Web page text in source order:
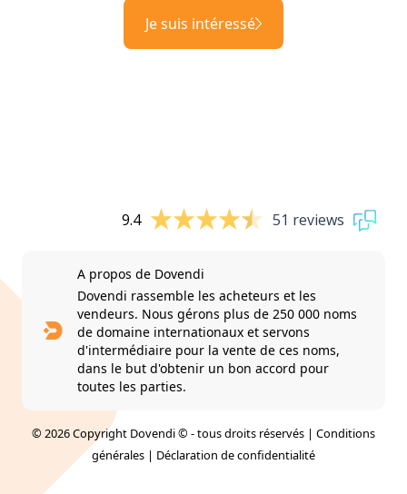
Je suis intéressé
9.4 51 reviews
A propos de Dovendi
Dovendi rassemble les acheteurs et les
vendeurs. Nous gérons plus de 250 000 noms
de domaine internationaux et servons
d'intermédiaire pour la vente de ces noms,
dans le but d'obtenir un bon accord pour
toutes les parties.
© 2026 Copyright Dovendi © - tous droits réservés | Conditions
générales | Déclaration de confidentialité